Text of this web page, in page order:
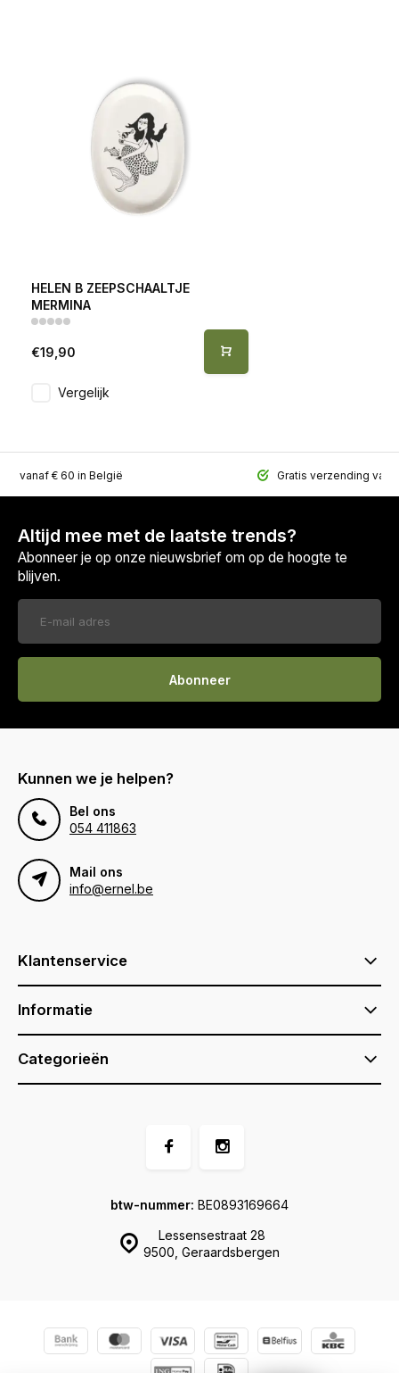
HELEN B ZEEPSCHAALTJE
MERMINA
€19,90
Vergelijk
vanaf € 60 in België Gratis verzending
Altijd mee met de laatste trends?
Abonneer je op onze nieuwsbrief om op de hoogte te
blijven.
Abonneer
Kunnen we je helpen?
Bel ons
054 411863
Mail ons
info@ernel.be
Klantenservice
Informatie
Categorieën
Lessensestraat 28
9500, Geraardsbergen
btw-nummer: BE0893169664